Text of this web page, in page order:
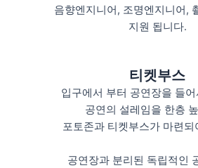
음향엔지니어, 조명엔지니어,
지원 됩니다.
티켓부스
입구에서 부터 공연장을 들
공연의 설레임을 한층
포토존과 티켓부스가 마련되
공연장과 분리된 독립적인